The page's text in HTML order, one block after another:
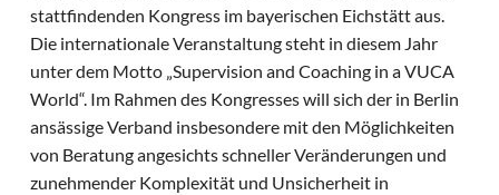
stattfindenden Kongress im bayerischen Eichstätt aus.
Die internationale Veranstaltung steht in diesem Jahr
unter dem Motto „Supervision and Coaching in a VUCA
World“. Im Rahmen des Kongresses will sich der in Berlin
ansässige Verband insbesondere mit den Möglichkeiten
von Beratung angesichts schneller Veränderungen und
zunehmender Komplexität und Unsicherheit in